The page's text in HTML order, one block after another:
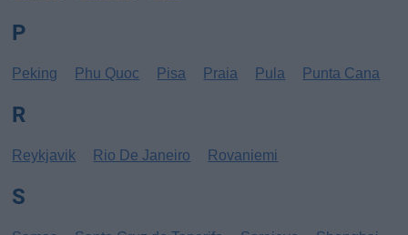
P
Peking Phu Quoc Pisa Praia Pula Punta Cana
R
Reykjavik Rio De Janeiro Rovaniemi
S